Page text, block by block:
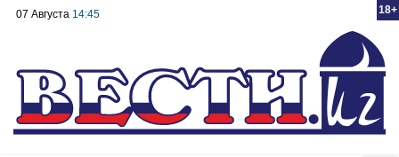
18+
07 Августа 14:45